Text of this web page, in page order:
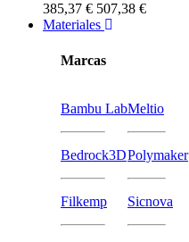
385,37 € 507,38 €
Materiales
Marcas
Bambu Lab
Bedrock3D
Filkemp
Meltio
Polymaker
Sicnova